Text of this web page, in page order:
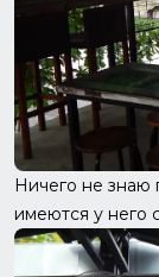
Ничего не знаю
имеются у него